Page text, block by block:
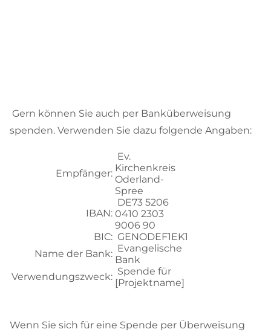
Gern können Sie auch per Banküberweisung
spenden. Verwenden Sie dazu folgende Angaben:
Empfänger:
Ev.
Kirchenkreis
Oderland-
Spree
IBAN:
DE73 5206
0410 2303
9006 90
BIC: GENODEF1EK1
Name der Bank: Evangelische
Bank
Verwendungszweck: Spende für
[Projektname]
Wenn Sie sich für eine Spende per Überweisung